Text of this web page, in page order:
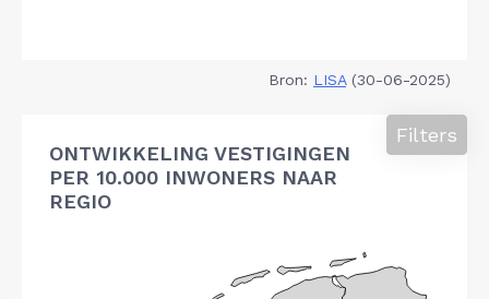
Bron: LISA(30-06-2025)
ONTWIKKELING VESTIGINGEN
PER 10.000 INWONERS NAAR
REGIO
Filters